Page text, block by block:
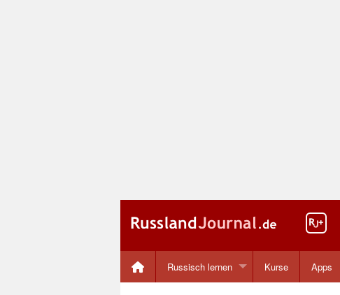
Russisch lernen Kurse Apps